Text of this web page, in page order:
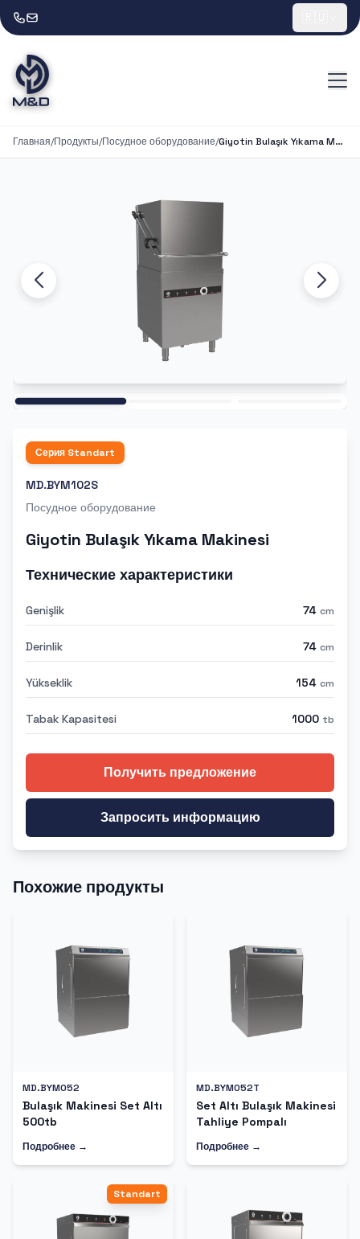
Главная/Продукты/Посудное оборудование/ Giyotin Bulaşık Yıkama Makinesi
Серия Standart
MD.BYM102S
Посудное оборудование
Giyotin Bulaşık Yıkama Makinesi
Технические характеристики
Genişlik 74 cm
Derinlik 74 cm
Yükseklik 154 cm
Tabak Kapasitesi 1000 tb
Получить предложение
Запросить информацию
Похожие продукты
MD.BYM052
Bulaşık Makinesi Set Altı
500tb
Подробнее →
MD.BYM052T
Set Altı Bulaşık Makinesi
Tahliye Pompalı
Подробнее →
Standart